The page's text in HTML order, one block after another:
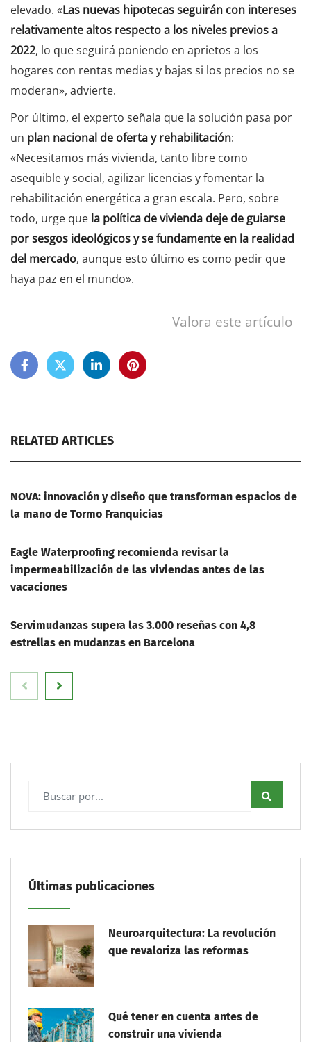
elevado. «Las nuevas hipotecas seguirán con intereses
relativamente altos respecto a los niveles previos a
2022, lo que seguirá poniendo en aprietos a los
hogares con rentas medias y bajas si los precios no se
moderan», advierte.
Por último, el experto señala que la solución pasa por
un plan nacional de oferta y rehabilitación:
«Necesitamos más vivienda, tanto libre como
asequible y social, agilizar licencias y fomentar la
rehabilitación energética a gran escala. Pero, sobre
todo, urge que la política de vivienda deje de guiarse
por sesgos ideológicos y se fundamente en la realidad
del mercado, aunque esto último es como pedir que
haya paz en el mundo».
Valora este artículo
RELATED ARTICLES
NOVA: innovación y diseño que transforman espacios de
la mano de Tormo Franquicias
Eagle Waterproofing recomienda revisar la
impermeabilización de las viviendas antes de las
vacaciones
Servimudanzas supera las 3.000 reseñas con 4,8
estrellas en mudanzas en Barcelona
Últimas publicaciones
Neuroarquitectura: La revolución
que revaloriza las reformas
Qué tener en cuenta antes de
construir una vivienda